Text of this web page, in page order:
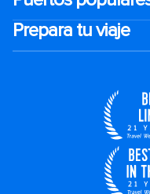
Prepara tu viaje